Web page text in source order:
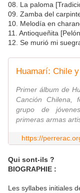
08. La paloma
09. Zamba del
10. Melodía en
11. Antioqueñita
12. Se murió mi
Primer álbum de
Canción Chilena,
grupo de
primeras armas
https://
Qui sont-ils ?
BIOGRAPHIE :
Les syllabes initiales